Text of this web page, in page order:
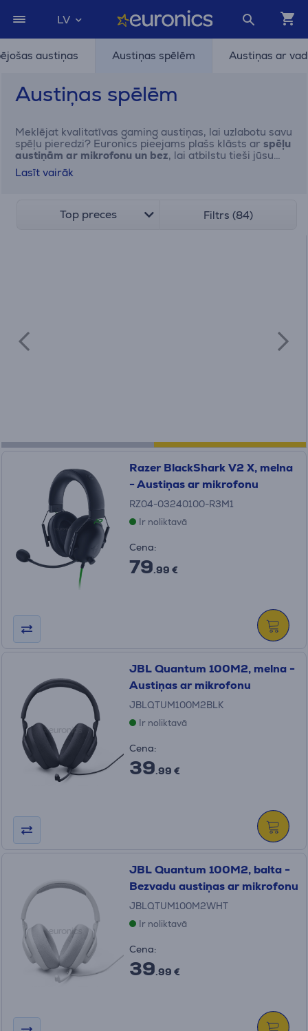
LV
austiņas Austiņas spēlēm Austiņas ar
Austiņas spēlēm
Meklējat kvalitatīvas gaming austiņas, lai uzlabotu savu
spēļu pieredzi? Euronics pieejams plašs klāsts ar spēļu
austiņām ar mikrofonu un bez, lai atbilstu tieši jūsu
vajadzībām no populārākajiem ražotājiem kā
JBL , Logitech , Sony , Razer , SteelSeries , HyperX ,
mikrofoni ļauj viegli sazināties ar komandas biedriem.
Neatkarīgi no tā, vai jūs esat entuziasts vai
Lasīt vairāk
Top preces Filtrs (84)
Razer BlackShark V2 X, melna
- Austiņas ar mikrofonu
RZ04-03240100-R3M1
Ir noliktavā
Cena:
79.99 €
JBL Quantum 100M2, melna -
Austiņas ar mikrofonu
JBLQTUM100M2BLK
Ir noliktavā
Cena:
39.99 €
JBL Quantum 100M2, balta -
Bezvadu austiņas ar mikrofonu
JBLQTUM100M2WHT
Ir noliktavā
Cena:
39.99 €